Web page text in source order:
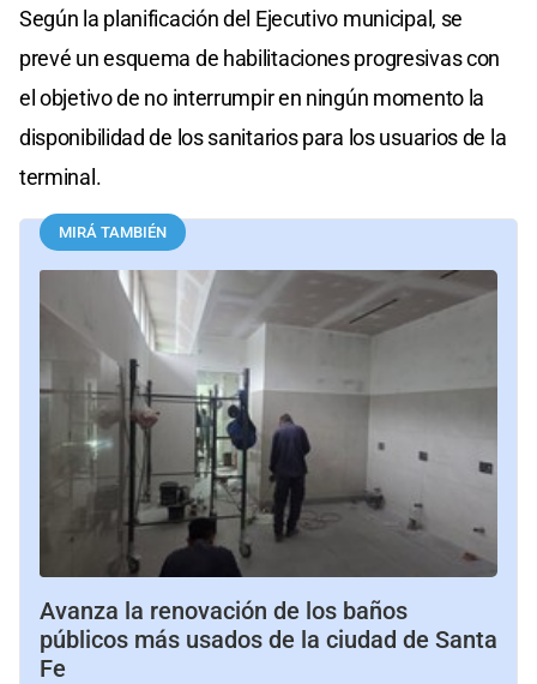
Según la planificación del Ejecutivo municipal, se
prevé un esquema de habilitaciones progresivas con
el objetivo de no interrumpir en ningún momento la
disponibilidad de los sanitarios para los usuarios de la
terminal.
MIRÁ TAMBIÉN
Avanza la renovación de los baños
públicos más usados de la ciudad de Santa
Fe